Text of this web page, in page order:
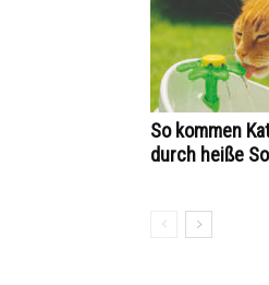
So kommen
durch heiße